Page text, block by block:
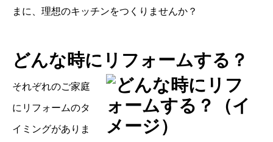
まに、理想のキッチンをつくりませんか？
どんな時にリフォームする？
それぞれのご家庭
にリフォームのタ
イミングがありま